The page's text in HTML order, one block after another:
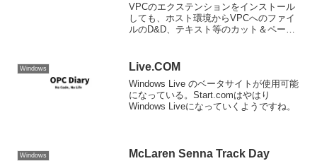
VPCのエクステンションをインストール
しても、ホスト環境からVPCへのファイ
ルのD&D、テキスト等のカット＆ペース
Windows Live.COM
Windows Live のベータサイトが使用可能
になっている。Start.comはやはり
Windows Liveになっていくようですね。
Windows
McLaren Senna Track Day